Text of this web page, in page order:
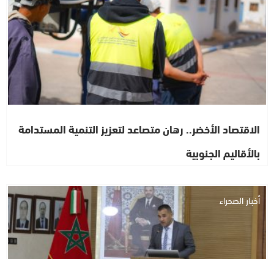
الاقتصاد الأخضر.. رهان متصاعد لتعزيز التنمية المستدامة
بالأقاليم الجنوبية
أخبار الصحراء